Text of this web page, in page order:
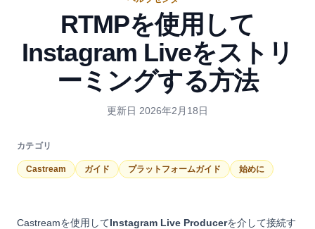
RTMPを使用して
Instagram Liveをストリ
ーミングする方法
更新日 2026年2月18日
カテゴリ
Castream ガイド プラットフォームガイド 始めに
Castreamを使用してInstagram Live Producerを介して接続す